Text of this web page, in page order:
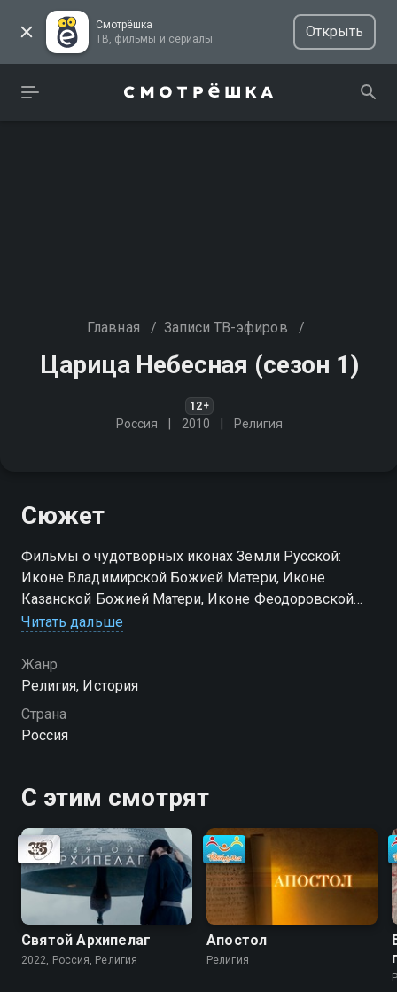
Смотрёшка
ТВ, фильмы и сериалы
Открыть
Главная / Записи ТВ-эфиров /
Царица Небесная (сезон 1)
12+
Россия 2010 Религия
Сюжет
Фильмы о чудотворных иконах Земли Русской:
Иконе Владимирской Божией Матери, Иконе
Казанской Божией Матери, Иконе Феодоровской
Божией Матери, Иконе "Неупиваемая чаша"
Посмотреть онлайн 1 сезон сериала Царица
Небесная вы можете совершенно бесплатно в
хорошем HD качестве на Смотрёшке
Читать дальше
Жанр
Религия, История
Страна
Россия
С этим смотрят
Святой Архипелаг
2022, Россия, Религия
Апостол
Религия